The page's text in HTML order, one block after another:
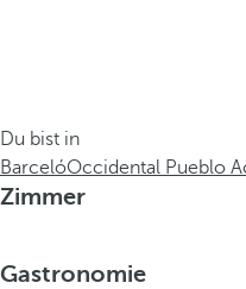
Du bist in
BarcelóOccidental Pueblo
Zimmer
Gastronomie